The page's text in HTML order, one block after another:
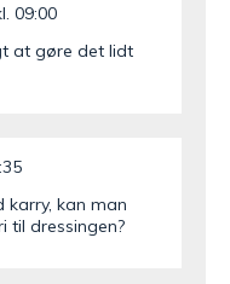
09:00
at gøre det lidt
karry, kan man
til dressingen?